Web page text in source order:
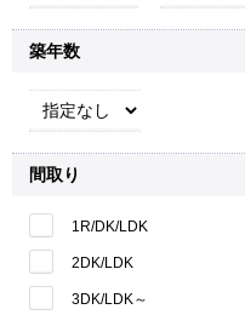
築年数
間取り
1R/DK/LDK
2DK/LDK
3DK/LDK～